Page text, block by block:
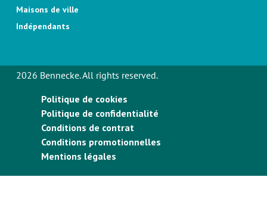
Maisons de ville
Indépendants
2026 Bennecke. All rights reserved.
Politique de cookies
Politique de confidentialité
Conditions de contrat
Conditions promotionnelles
Mentions légales